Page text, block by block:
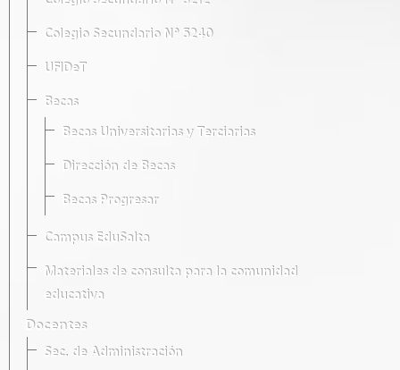
Colegio Secundario Nº 5240
UFIDeT
Becas
Becas Universitarias y Terciarias
Dirección de Becas
Becas Progresar
Campus EduSalta
Materiales de consulta para la comunidad
educativa
Docentes
Sec. de Administración